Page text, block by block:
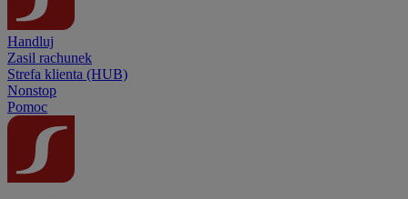
Handluj
Zasil rachunek
Strefa klienta (HUB)
Nonstop
Pomoc